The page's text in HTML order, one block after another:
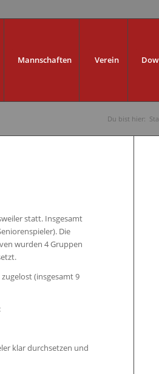
Mannschaften Verein
Du bist hier:
statt. Insgesamt
Die
wurden 4 Gruppen
(insgesamt 9
klar durchsetzen und